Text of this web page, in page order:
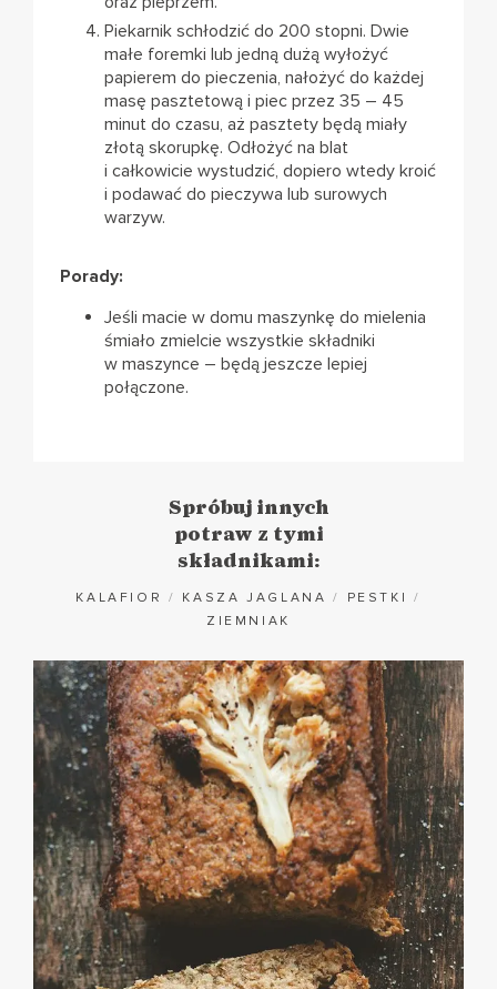
Piekarnik schłodzić do 200 stopni. Dwie
małe foremki lub jedną dużą wyłożyć
papierem do pieczenia, nałożyć do każdej
masę pasztetową i piec przez 35 – 45
minut do czasu, aż pasztety będą miały
złotą skorupkę. Odłożyć na blat
i całkowicie wystudzić, dopiero wtedy kroić
i podawać do pieczywa lub surowych
warzyw.
Porady:
Jeśli macie w domu maszynkę do mielenia
śmiało zmielcie wszystkie składniki
w maszynce – będą jeszcze lepiej
połączone.
Spróbuj innych
potraw z tymi
składnikami:
KALAFIOR / KASZA JAGLANA / PESTKI /
ZIEMNIAK